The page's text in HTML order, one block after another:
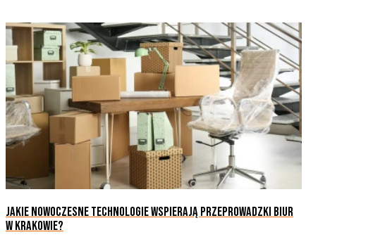
JAKIE NOWOCZESNE TECHNOLOGIE WSPIERAJĄ PRZEPROWADZKI BIUR
W KRAKOWIE?